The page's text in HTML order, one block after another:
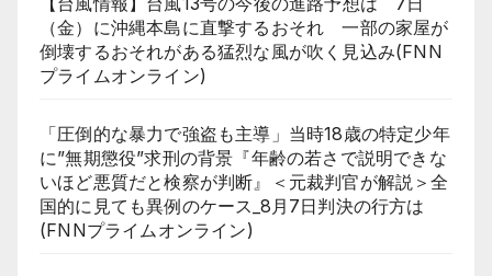
（金）に沖縄本島に直撃するおそれ 一部の家屋が
倒壊するおそれがある猛烈な風が吹く見込み(FNN
プライムオンライン)
「圧倒的な暴力で強盗も主導」当時18歳の特定少年
に”無期懲役”求刑の背景『年齢の若さで説明できな
いほど悪質だと検察が判断』＜元裁判官が解説＞全
国的に見ても異例のケース_8月7日判決の行方は
(FNNプライムオンライン)